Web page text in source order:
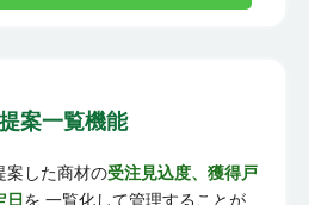
提案一覧機能
案した商材の受注見込度、獲得戸
日 を 一覧化して管理することが